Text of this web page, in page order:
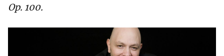
Op. 100.